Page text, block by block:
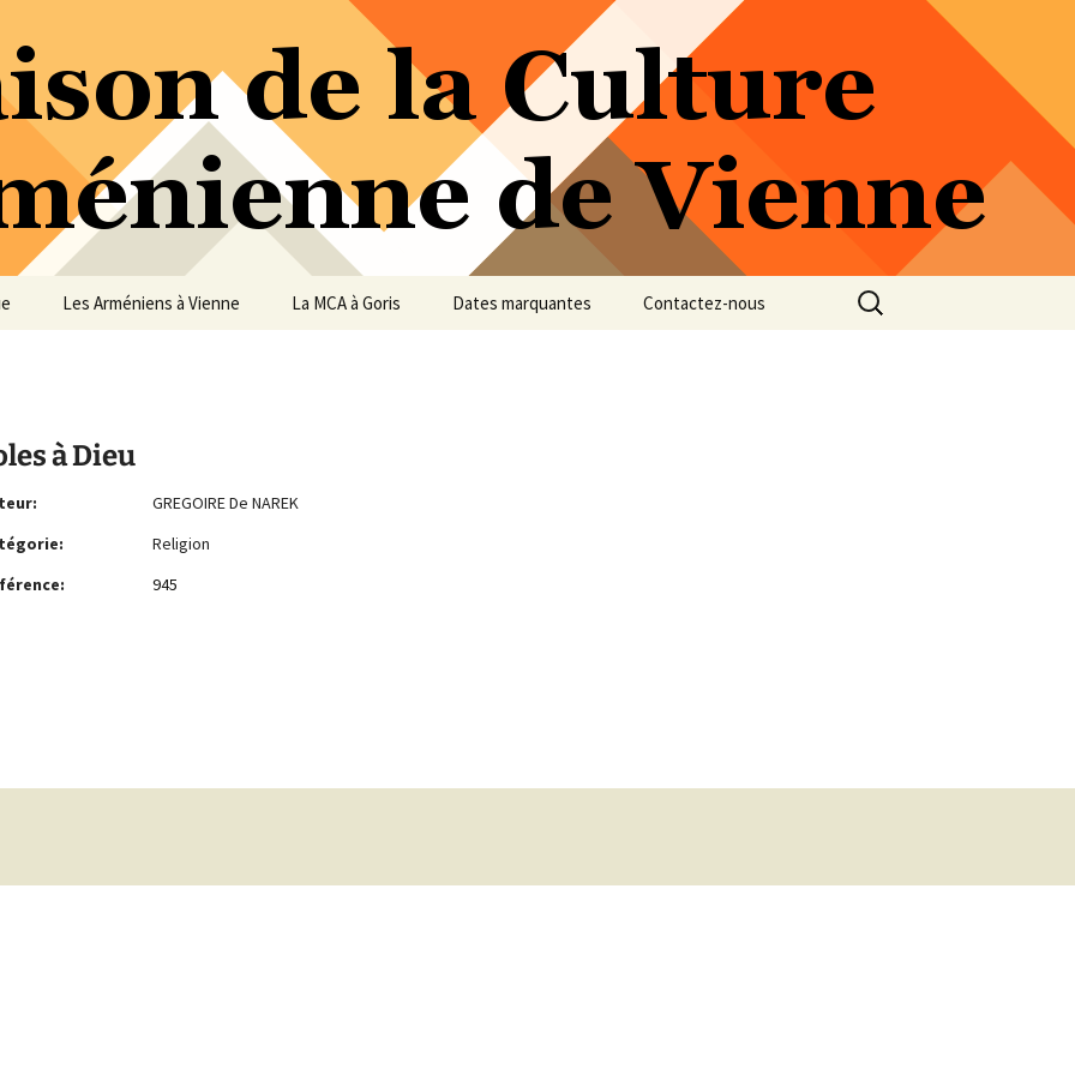
de Vienne
Les Arméniens à Vienne La MCA à Goris Dates marquantes Contactez-nous
Rechercher :
à Dieu
GREGOIRE De NAREK
Religion
945